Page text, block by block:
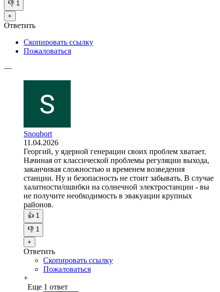
👎 1
+
Ответить
Скопировать ссылку
Пожаловаться
—
Snoubort
11.04.2026
Георгий, у ядерной генерации своих проблем хватает.
Начиная от классической проблемы регуляции выхода,
заканчивая сложностью и временем возведения
станции. Ну и безопасность не стоит забывать. В случае
халатности/ошибки на солнечной электростанции - вы
не получите необходимость в эвакуации крупных
районов.
👍 1
👎 1
+
Ответить
Скопировать ссылку
Пожаловаться
+
Еще 1 ответ